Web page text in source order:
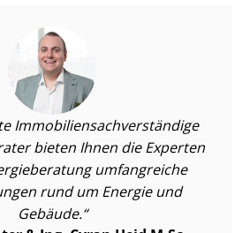
Im­mo­bi­li­en­sach­ver­stän­di­ge
bieten Ihnen die Experten
umfangreiche
rund um Energie und
Gebäude.